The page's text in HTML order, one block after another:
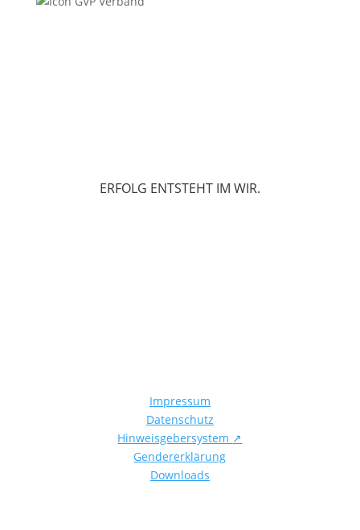
ERFOLG ENTSTEHT IM WIR.
Impressum
Datenschutz
Hinweisgebersystem ↗
Gendererklärung
Downloads